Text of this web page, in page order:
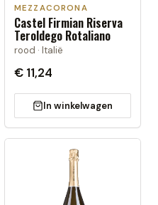
MEZZACORONA
Castel Firmian Riserva
Teroldego Rotaliano
rood · Italië
€ 11,24
In winkelwagen